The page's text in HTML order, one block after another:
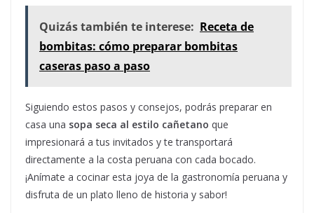
Quizás también te interese: Receta de
bombitas: cómo preparar bombitas
caseras paso a paso
Siguiendo estos pasos y consejos, podrás preparar en
casa una sopa seca al estilo cañetano que
impresionará a tus invitados y te transportará
directamente a la costa peruana con cada bocado.
¡Anímate a cocinar esta joya de la gastronomía peruana y
disfruta de un plato lleno de historia y sabor!